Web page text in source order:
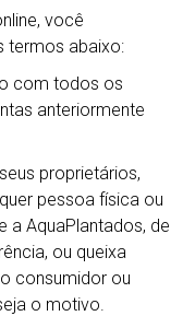
você
termos abaixo:
com todos os
anteriormente
proprietários,
pessoa física ou
a AquaPlantados, de
ou queixa
consumidor ou
o motivo.